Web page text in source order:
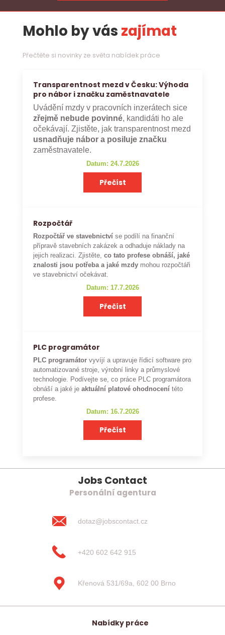
Mohlo by vás zajímat
Přečtěte si novinky ze světa nabídek práce
Transparentnost mezd v Česku: Výhoda
pro nábor i značku zaměstnavatele
Uvádění mzdy v pracovních inzerátech sice
zřejmě nebude povinné, kandidáti ho ale
očekávají. Zjistěte, jak transparentnost mezd
usnadňuje nábor a posiluje značku
zaměstnavatele.
Datum: 24.7.2026
Přečíst
Rozpočtář
Rozpočtář ve stavebnictví se podílí na finanční
přípravě stavebních zakázek a odhaduje náklady na
jejich realizaci. Zjistěte,co tato profese obnáší, jaké
znalosti jsou potřeba a jaké mzdy mohou rozpočtáři
ve stavebnictví očekávat.
Datum: 17.7.2026
Přečíst
PLC programátor
PLC programátor vyvíjí a upravuje řídicí software pro
automatizované stroje, výrobní linky a průmyslové
technologie. Podívejte se, co práce PLC programátora
obnáší a jaké je aktuální platové ohodnocení této
profese.
Datum: 16.7.2026
Přečíst
Jobs Contact
Personální agentura
dotaz@jobscontact.cz
+420 602 642 915
Křenová 531/69a, 602 00 Brno
Nabídky práce